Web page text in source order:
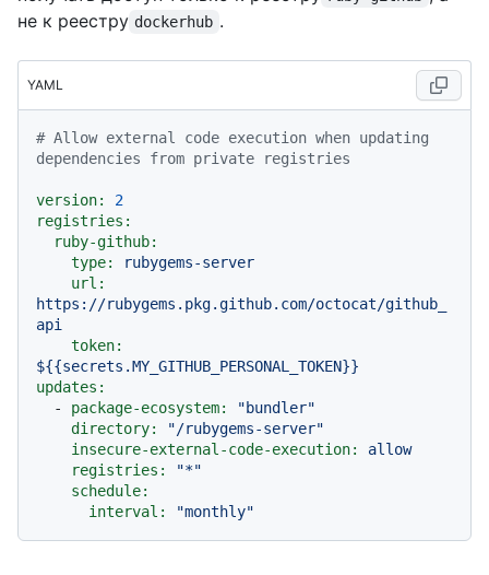
не к реестру dockerhub .
YAML
# Allow external code execution when updating
dependencies from private registries
version:
2
registries:
ruby-github:
type:
rubygems-server
url:
https://rubygems.pkg.github.com/octocat/github_
api
token:
${{secrets.MY_GITHUB_PERSONAL_TOKEN}}
updates:
-
package-ecosystem:
"bundler"
directory:
"/rubygems-server"
insecure-external-code-execution:
allow
registries:
"*"
schedule:
interval:
"monthly"